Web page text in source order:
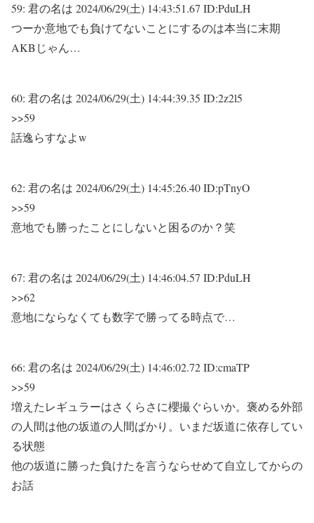
59: 君の名は 2024/06/29(土) 14:43:51.67 ID:PduLH
つーか意地でも負けてないことにするのは本当に末期
AKBじゃん…
60: 君の名は 2024/06/29(土) 14:44:39.35 ID:2z2l5
>>59
話逸らすなよw
62: 君の名は 2024/06/29(土) 14:45:26.40 ID:pTnyO
>>59
意地でも勝ったことにしないと困るのか？笑
67: 君の名は 2024/06/29(土) 14:46:04.57 ID:PduLH
>>62
意地にならなくても数字で勝ってる時点で…
66: 君の名は 2024/06/29(土) 14:46:02.72 ID:cmaTP
>>59
増えたレギュラーはさくらさに櫻撮ぐらいか。褒める外部
の人間は他の坂道の人間ばかり。いまだ坂道に依存してい
る状態
他の坂道に勝った負けたを言うならせめて自立してからの
お話